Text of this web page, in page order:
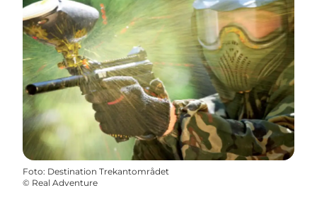
Foto: Destination Trekantområdet
© Real Adventure